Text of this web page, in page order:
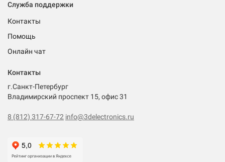
Служба поддержки
Контакты
Помощь
Онлайн чат
Контакты
г.Санкт-Петербург
Владимирский проспект 15, офис 31
8 (812) 317-67-72 info@3delectronics.ru